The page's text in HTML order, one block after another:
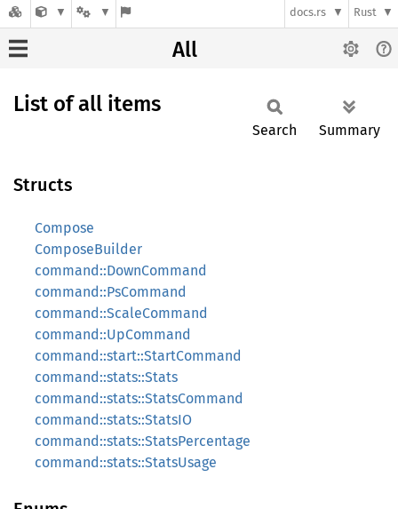
docs.rs Rust
All
List of all items
Search Summary
Structs
Compose
ComposeBuilder
command::DownCommand
command::PsCommand
command::ScaleCommand
command::UpCommand
command::start::StartCommand
command::stats::Stats
command::stats::StatsCommand
command::stats::StatsIO
command::stats::StatsPercentage
command::stats::StatsUsage